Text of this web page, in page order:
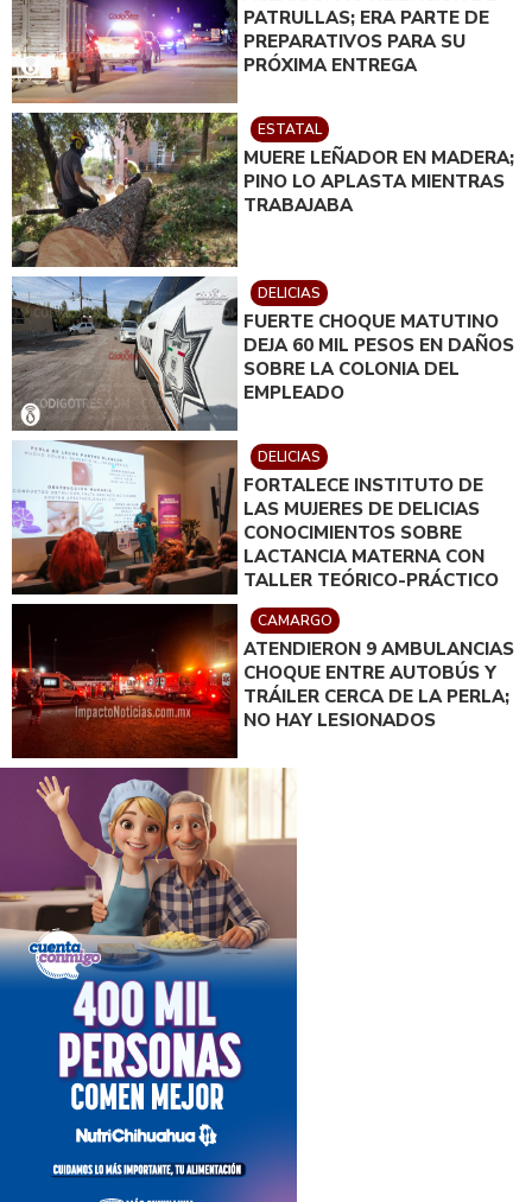
PATRULLAS; ERA PARTE DE
PREPARATIVOS PARA SU
PRÓXIMA ENTREGA
ESTATAL
MUERE LEÑADOR EN MADERA;
PINO LO APLASTA MIENTRAS
TRABAJABA
DELICIAS
FUERTE CHOQUE MATUTINO
DEJA 60 MIL PESOS EN DAÑOS
SOBRE LA COLONIA DEL
EMPLEADO
DELICIAS
FORTALECE INSTITUTO DE
LAS MUJERES DE DELICIAS
CONOCIMIENTOS SOBRE
LACTANCIA MATERNA CON
TALLER TEÓRICO-PRÁCTICO
CAMARGO
ATENDIERON 9 AMBULANCIAS
CHOQUE ENTRE AUTOBÚS Y
TRÁILER CERCA DE LA PERLA;
NO HAY LESIONADOS